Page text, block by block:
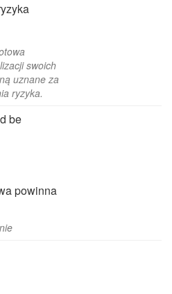
swoich
uznane za
ryzyka.
be
powinna